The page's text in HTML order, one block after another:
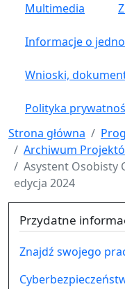
Multimedia
Informacje o
Wnioski,
Polityka
Strona główna
Archiwum
Asystent Osobisty
edycja 2024
Przydatne
Znajdź swojego